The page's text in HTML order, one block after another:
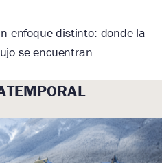
enfoque distinto: donde la
se encuentran.